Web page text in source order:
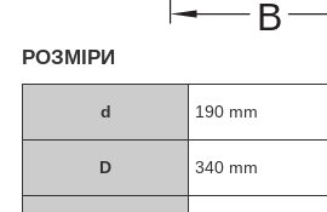
РОЗМІРИ
d 190 mm
D 340 mm